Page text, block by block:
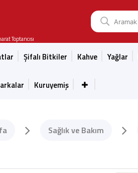
Toptancısı
Şifalı Bitkiler Kahve Yağlar
Kuruyemiş
Sağlık ve Bakım